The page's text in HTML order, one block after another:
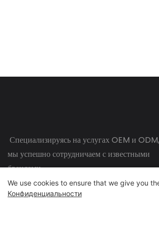
Специализируясь на услугах OEM и ODM,
мы успешно сотрудничаем с известными
брендами.
We use cookies to ensure that we give you
Конфиденциальности